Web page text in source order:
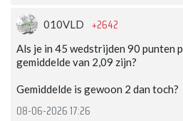
010VLD +2642
Als je in 45 wedstrijden 90 punten
gemiddelde van 2,09 zijn?
Gemiddelde is gewoon 2 dan toch?
08-06-2026 17:26